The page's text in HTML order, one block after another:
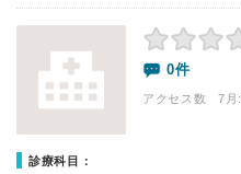
0件
アクセス数 7月:
診療科目：